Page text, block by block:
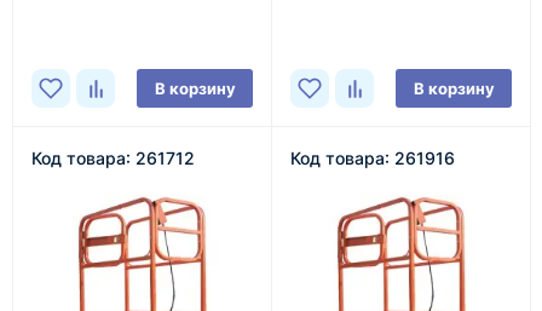
В корзину В корзину
Код товара: 261712 Код товара: 261916